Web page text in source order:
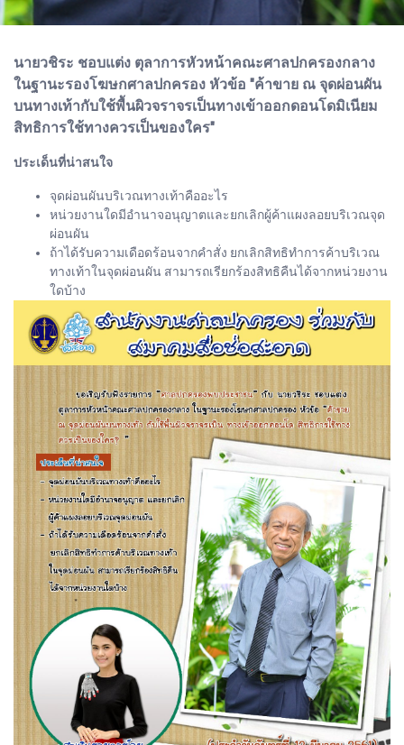
นายวชิระ ชอบแต่ง ตุลาการหัวหน้าคณะศาลปกครองกลาง
ในฐานะรองโฆษกศาลปกครอง หัวข้อ "ค้าขาย ณ จุดผ่อนผัน
บนทางเท้ากับใช้พื้นผิวจราจรเป็นทางเข้าออกดอนโดมิเนียม
สิทธิการใช้ทางควรเป็นของใคร"
ประเด็นที่น่าสนใจ
จุดผ่อนผันบริเวณทางเท้าคืออะไร
หน่วยงานใดมีอำนาจอนุญาตและยกเลิกผู้ค้าแผงลอยบริเวณจุด
ผ่อนผัน
ถ้าได้รับความเดือดร้อนจากคำสั่ง ยกเลิกสิทธิทำการค้าบริเวณ
ทางเท้าในจุดผ่อนผัน สามารถเรียกร้องสิทธิคืนได้จากหน่วยงาน
ใดบ้าง